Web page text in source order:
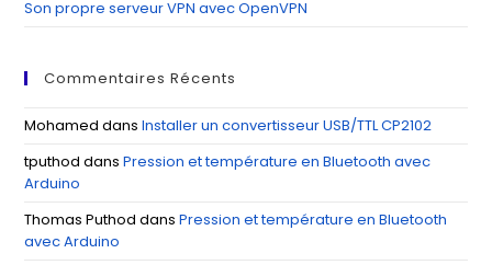
Son propre serveur VPN avec OpenVPN
Commentaires Récents
Mohamed dansInstaller un convertisseur USB/TTL CP2102
tputhod dansPression et température en Bluetooth avec
Arduino
Thomas Puthod dansPression et température en Bluetooth
avec Arduino